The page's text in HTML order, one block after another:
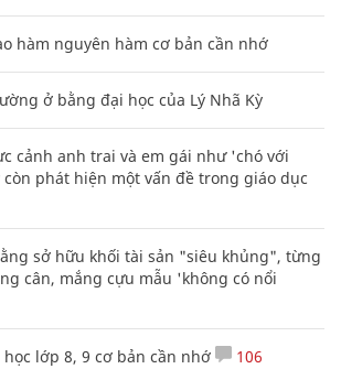
hàm nguyên hàm cơ bản cần nhớ
ở bằng đại học của Lý Nhã Kỳ
cảnh anh trai và em gái như 'chó với
phát hiện một vấn đề trong giáo dục
sở hữu khối tài sản "siêu khủng", từng
cân, mắng cựu mẫu 'không có nổi
học lớp 8, 9 cơ bản cần nhớ 106